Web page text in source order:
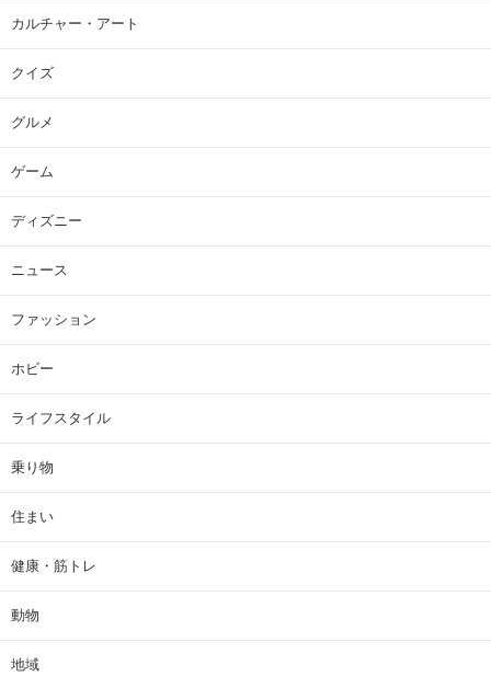
カルチャー・アート
クイズ
グルメ
ゲーム
ディズニー
ニュース
ファッション
ホビー
ライフスタイル
乗り物
住まい
健康・筋トレ
動物
地域